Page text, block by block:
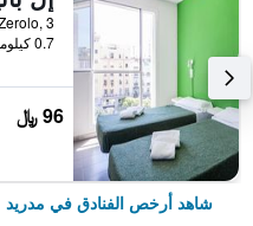
0.7 كيلومتر عن وسط المدينة
96 ﷼
شاهد أرخص الفنادق في مدريد